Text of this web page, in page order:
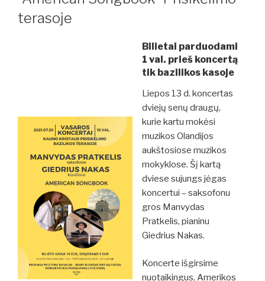
terasoje
Bilietai parduodami
1 val. prieš koncertą
tik bazilikos kasoje
Liepos 13 d. koncertas
dviejų senų draugų,
kurie kartu mokėsi
muzikos Olandijos
aukštosiose muzikos
mokyklose. Šį kartą
dviese sujungs jėgas
koncertui – saksofonu
gros Manvydas
Pratkelis, pianinu
Giedrius Nakas.
Koncerte išgirsime
nuotaikingus, Amerikos